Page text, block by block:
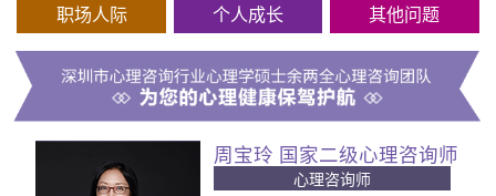
职场人际 个人成长 其他问题
周宝玲 国家二级心理咨询师
心理咨询师